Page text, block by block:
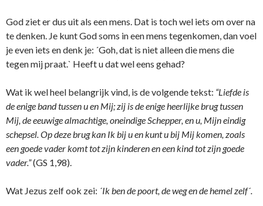
God ziet er dus uit als een mens. Dat is toch wel iets om over na
te denken. Je kunt God soms in een mens tegenkomen, dan voel
je even iets en denk je: ´Goh, dat is niet alleen die mens die
tegen mij praat.` Heeft u dat wel eens gehad?
Wat ik wel heel belangrijk vind, is de volgende tekst: “Liefde is
de enige band tussen u en Mij; zij is de enige heerlijke brug tussen
Mij, de eeuwige almachtige, o­neindige Schepper, en u, Mijn eindig
schepsel. Op deze brug kan Ik bij u en kunt u bij Mij komen, zoals
een goede vader komt tot zijn kinderen en een kind tot zijn goede
vader.”(GS 1,98).
Wat Jezus zelf ook zei: ´Ik ben de poort, de weg en de hemel zelf´.